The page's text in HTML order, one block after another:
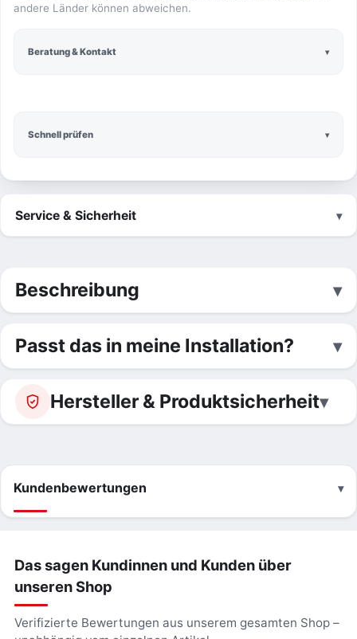
Schnell prüfen
andere Länder können abweichen.
Beratung & Kontakt
Service & Sicherheit
Beschreibung
Passt das in meine Installation?
Hersteller & Produktsicherheit
Kundenbewertungen
Das sagen Kundinnen und Kunden über
unseren Shop
Verifizierte Bewertungen aus unserem gesamten Shop –